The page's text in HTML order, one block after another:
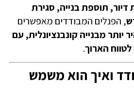
דיור, תוספת בנייה, סגירת
, הפנלים המבודדים מאפשרים
יותר מבנייה קונבנציונלית, עם
הארוך.
ואיך הוא משמש